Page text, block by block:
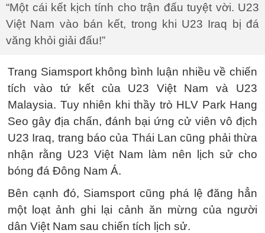
“Một cái kết kịch tính cho trận đấu tuyệt vời. U23
Việt Nam vào bán kết, trong khi U23 Iraq bị đá
văng khỏi giải đấu!”
Trang Siamsport không bình luận nhiều về chiến
tích vào tứ kết của U23 Việt Nam và U23
Malaysia. Tuy nhiên khi thầy trò HLV Park Hang
Seo gây địa chấn, đánh bại ứng cử viên vô địch
U23 Iraq, trang báo của Thái Lan cũng phải thừa
nhận rằng U23 Việt Nam làm nên lịch sử cho
bóng đá Đông Nam Á.
Bên cạnh đó, Siamsport cũng phá lệ đăng hẳn
một loạt ảnh ghi lại cảnh ăn mừng của người
dân Việt Nam sau chiến tích lịch sử.